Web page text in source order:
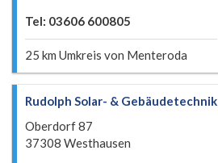
Tel: 03606 600805
25 km Umkreis von Menteroda
Rudolph Solar- & Gebäudetechnik
Oberdorf 87
37308 Westhausen